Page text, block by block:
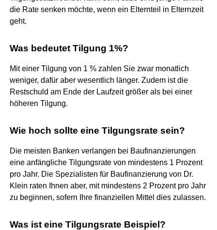
die Rate senken möchte, wenn ein Elternteil in Elternzeit
geht.
Was bedeutet Tilgung 1%?
Mit einer Tilgung von 1 % zahlen Sie zwar monatlich
weniger, dafür aber wesentlich länger. Zudem ist die
Restschuld am Ende der Laufzeit größer als bei einer
höheren Tilgung.
Wie hoch sollte eine Tilgungsrate sein?
Die meisten Banken verlangen bei Baufinanzierungen
eine anfängliche Tilgungsrate von mindestens 1 Prozent
pro Jahr. Die Spezialisten für Baufinanzierung von Dr.
Klein raten Ihnen aber, mit mindestens 2 Prozent pro Jahr
zu beginnen, sofern Ihre finanziellen Mittel dies zulassen.
Was ist eine Tilgungsrate Beispiel?